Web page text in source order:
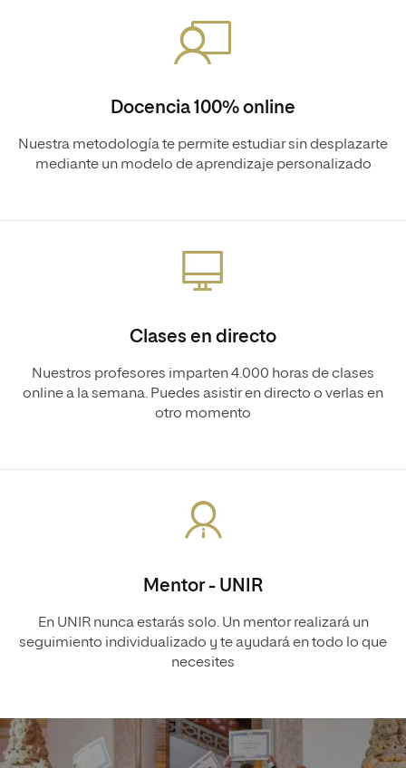
Docencia 100% online
Nuestra metodología te permite estudiar sin desplazarte
mediante un modelo de aprendizaje personalizado
Clases en directo
Nuestros profesores imparten 4.000 horas de clases
online a la semana. Puedes asistir en directo o verlas en
otro momento
Mentor - UNIR
En UNIR nunca estarás solo. Un mentor realizará un
seguimiento individualizado y te ayudará en todo lo que
necesites